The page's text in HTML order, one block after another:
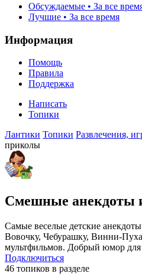
Обсуждаемые • За все
Лучшие • За все время
Информация
Помощь
Правила
Поддержка
Написать
Топики
Лантики Топики Развлечения,
приколы
Смешные анекдоты
Самые веселые детские
Вовочку, Чебурашку, Винни-
мультфильмов. Добрый юмор для
Подключиться
46 топиков в разделе